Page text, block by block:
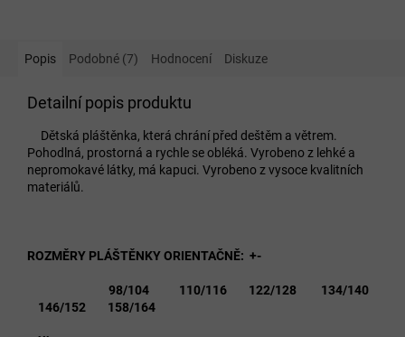
Popis Podobné (7) Hodnocení Diskuze
Detailní popis produktu
Dětská pláštěnka, která chrání před deštěm a větrem.
Pohodlná, prostorná a rychle se obléká. Vyrobeno z lehké a
nepromokavé látky, má kapuci. Vyrobeno z vysoce kvalitních
materiálů.
ROZMĚRY PLÁŠTĚNKY ORIENTAČNĚ: +-
98/104 110/116 122/128 134/140
146/152 158/164